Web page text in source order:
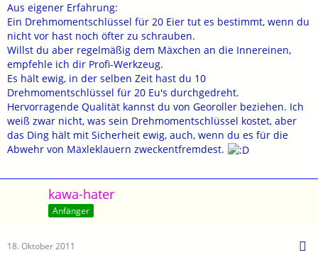
Aus eigener Erfahrung:
Ein Drehmomentschlüssel für 20 Eier tut es bestimmt, wenn du
nicht vor hast noch öfter zu schrauben.
Willst du aber regelmäßig dem Mäxchen an die Innereinen,
empfehle ich dir Profi-Werkzeug.
Es hält ewig, in der selben Zeit hast du 10
Drehmomentschlüssel für 20 Eu's durchgedreht.
Hervorragende Qualität kannst du von Georoller beziehen. Ich
weiß zwar nicht, was sein Drehmomentschlüssel kostet, aber
das Ding hält mit Sicherheit ewig, auch, wenn du es für die
Abwehr von Mäxleklauern zweckentfremdest.
kawa-hater
Anfänger
18. Oktober 2011